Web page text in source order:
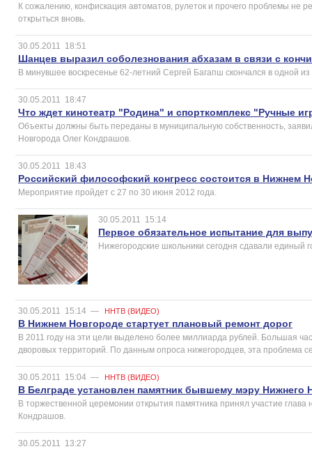
К сожалению, конфискация автоматов, рулеток и прочего проблемы не
открыться вновь.
30.05.2011 18:51
Шанцев выразил соболезнования абхазам в связи с
В минувшее воскресенье 62-летний Сергей Багапш скончался в одной из
30.05.2011 18:47
Что ждет кинотеатр "Родина" и спорткомплекс "Ручные
Объекты должны быть переданы в муниципальную собственность,
Новгорода Олег Кондрашов.
30.05.2011 18:43
Российский философский конгресс состоится в Нижнем
Мероприятие пройдет с 27 по 30 июня 2012 года.
30.05.2011 15:14
Первое обязательное испытание для
Нижегородские школьники сегодня сдавали единый
30.05.2011 15:14 — ННТВ (ВИДЕО)
В Нижнем Новгороде стартует плановый ремонт дорог
В 2011 году на эти цели выделено более миллиарда рублей. Большая
дворовых территорий. По данным опроса нижегородцев, эта проблема
30.05.2011 15:04 — ННТВ (ВИДЕО)
В Белграде установлен памятник бывшему мэру Нижнего
В торжественной церемонии открытия памятника принял участие глава
Кондрашов.
30.05.2011 13:27